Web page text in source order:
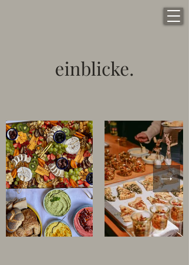
einblicke.